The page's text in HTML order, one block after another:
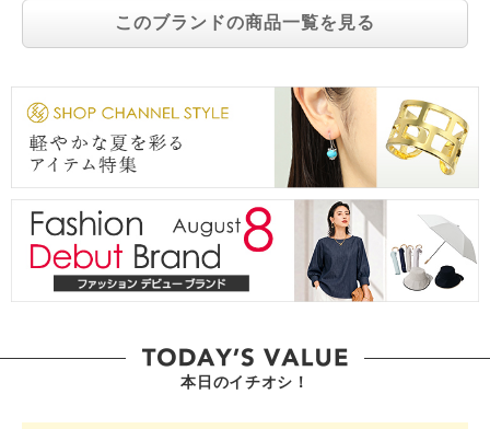
・アイロン仕上げ：不可
・ドライクリーニング：石油系ドライクリーニング可
【メンテナンス（ケアラベル）】
・長時間照射による変退色注意
・洗濯の繰り返しによる変退色注意
・クリーニングの繰り返しによる変退色注意
・単品洗い
・水や汗などによる色落ち、色移り注意
・摩擦による色落ち、色移り注意
・素材の特性上、多少の縮みあり
【原産国（地）】
このブランドの商品一覧を見る
本日のイチオシ！